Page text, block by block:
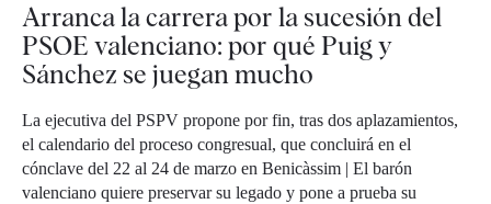
Arranca la carrera por la sucesión del
PSOE valenciano: por qué Puig y
Sánchez se juegan mucho
La ejecutiva del PSPV propone por fin, tras dos aplazamientos,
el calendario del proceso congresual, que concluirá en el
cónclave del 22 al 24 de marzo en Benicàssim | El barón
valenciano quiere preservar su legado y pone a prueba su